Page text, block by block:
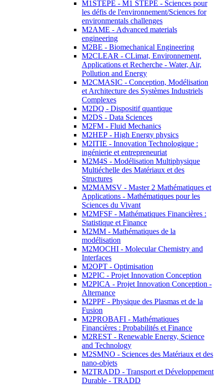
M1STEPE - M1 STEPE - Sciences pour
les défis de l'environnement/Sciences for
environmentals challenges
M2AME - Advanced materials
engineering
M2BE - Biomechanical Engineering
M2CLEAR - CLimat, Environnement,
Applications et Recherche - Water, Air,
Pollution and Energy
M2CMASIC - Conception, Modélisation
et Architecture des Systèmes Industriels
Complexes
M2DQ - Dispositif quantique
M2DS - Data Sciences
M2FM - Fluid Mechanics
M2HEP - High Energy physics
M2ITIE - Innovation Technologique :
ingénierie et entrepreneuriat
M2M4S - Modélisation Multiphysique
Multiéchelle des Matériaux et des
Structures
M2MAMSV - Master 2 Mathématiques et
Applications - Mathématiques pour les
Sciences du Vivant
M2MFSF - Mathématiques Financières :
Statistique et Finance
M2MM - Mathématiques de la
modélisation
M2MOCHI - Molecular Chemistry and
Interfaces
M2OPT - Optimisation
M2PIC - Projet Innovation Conception
M2PICA - Projet Innovation Conception -
Alternance
M2PPF - Physique des Plasmas et de la
Fusion
M2PROBAFI - Mathématiques
Financières : Probabilités et Finance
M2REST - Renewable Energy, Science
and Technology
M2SMNO - Sciences des Matériaux et des
nano-objets
M2TRADD - Transport et Développement
Durable - TRADD